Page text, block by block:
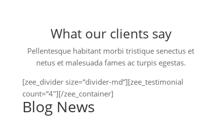
What our clients say
Pellentesque habitant morbi tristique senectus et
netus et malesuada fames ac turpis egestas.
[zee_divider size=“divider-md“][zee_testimonial
count=“4″][/zee_container]
Blog News